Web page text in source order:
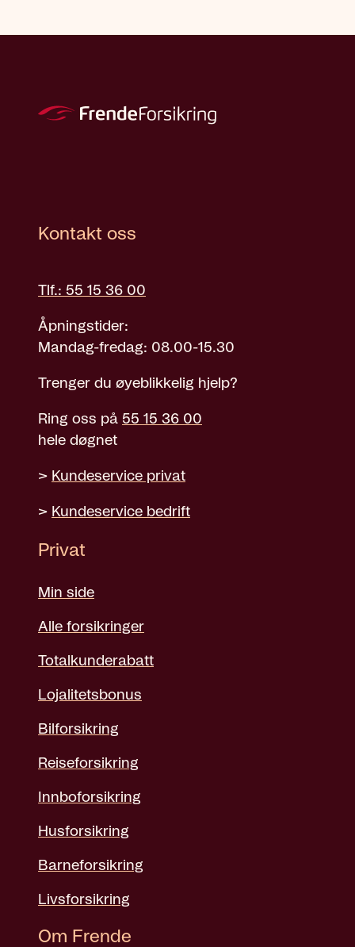
Kontakt oss
Tlf.: 55 15 36 00
Åpningstider:
Mandag-fredag: 08.00-15.30
Trenger du øyeblikkelig hjelp?
Ring oss på 55 15 36 00
hele døgnet
> Kundeservice privat
> Kundeservice bedrift
Privat
Min side
Alle forsikringer
Totalkunderabatt
Lojalitetsbonus
Bilforsikring
Reiseforsikring
Innboforsikring
Husforsikring
Barneforsikring
Livsforsikring
Om Frende